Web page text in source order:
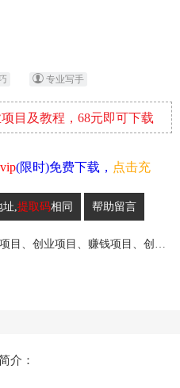
专业写手
目及教程，68元即可下载
(限时)免费下载， 点击充
址,提取码相同 帮助留言
玩锤子创业网是一个提供2024赚钱项目、创业项目、赚钱项目、创业赚钱教程、引流教程的创业网,欢迎来玩锤子创业网！
介：